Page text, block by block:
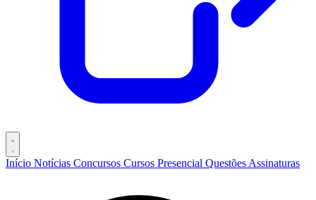
Início Notícias Concursos Cursos Presencial Questões Assinaturas